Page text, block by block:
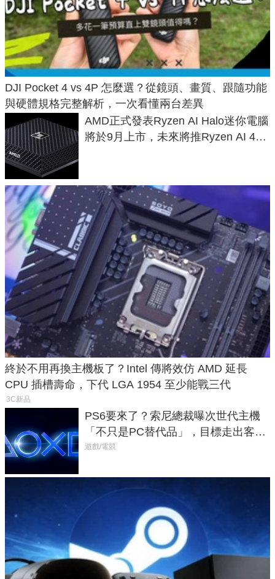
DJI Pocket 4 vs 4P 怎麼選？從鏡頭、畫質、跟隨功能
與硬體規格完整解析，一次看懂兩台差異
AMD正式發表Ryzen AI Halo迷你電腦
將於9月上市，未來將推Ryzen AI 400
終於不用再換主機板了？Intel 傳將效仿 AMD 延長
CPU 插槽壽命，下代 LGA 1954 至少能戰三代
3C新品
PS6要來了？索尼總裁曝次世代主機
「不只是PC替代品」，目標走出客
廳、進軍電競桌面
遊戲/電競